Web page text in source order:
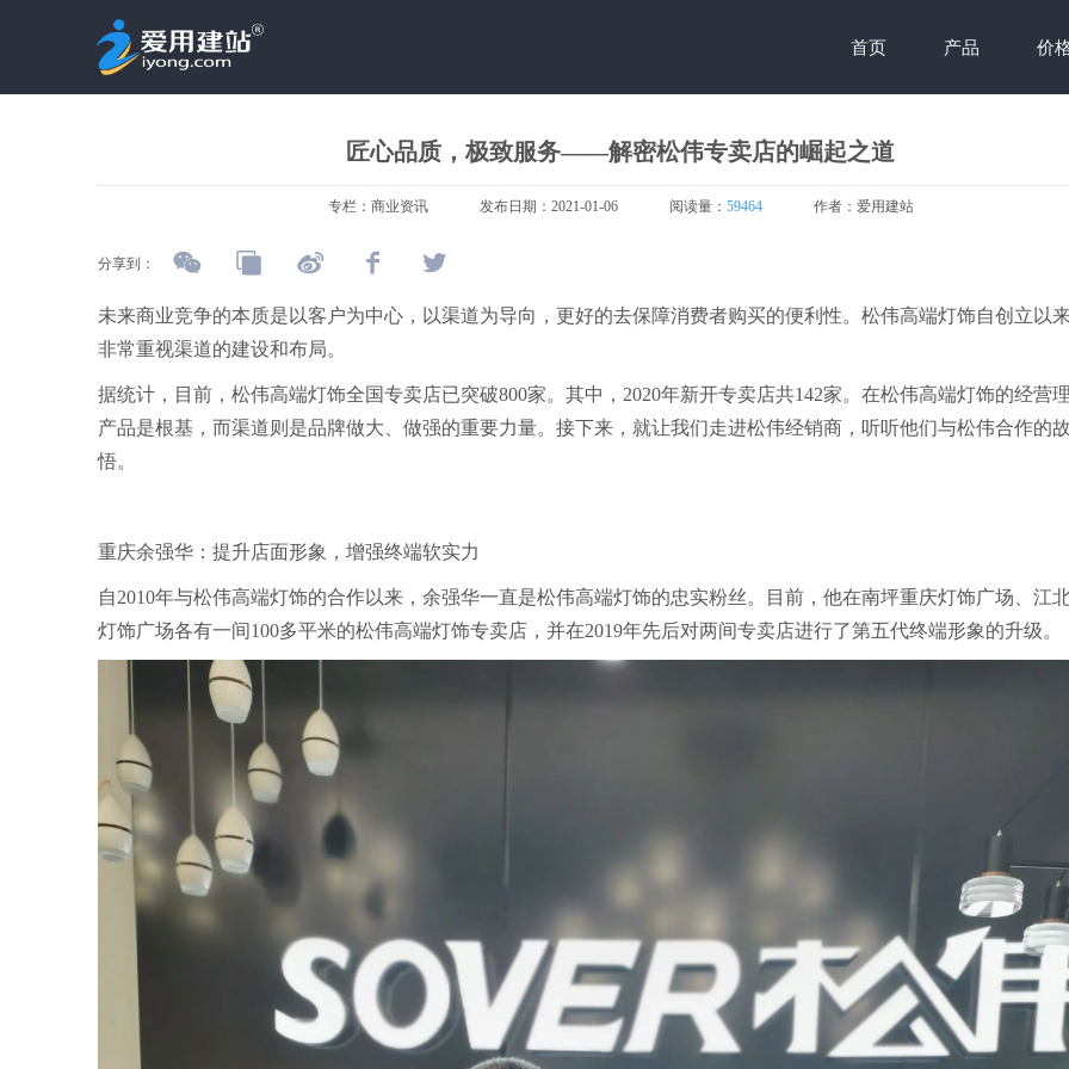
首页 产品 价
匠心品质，极致服务——解密松伟专卖店的崛起之道
专栏： 商业资讯 发布日期： 2021-01-06 阅读量： 59464 作者： 爱用建站
分享到：
未来商业竞争的本质是以客户为中心，以渠道为导向，更好的去保障消费者购买的便利性。松伟高端灯饰自创立以
非常重视渠道的建设和布局。
据统计，目前，松伟高端灯饰全国专卖店已突破800家。其中，2020年新开专卖店共142家。在松伟高端灯饰的经营
产品是根基，而渠道则是品牌做大、做强的重要力量。接下来，就让我们走进松伟经销商，听听他们与松伟合作的
悟。
重庆余强华：提升店面形象，增强终端软实力
自2010年与松伟高端灯饰的合作以来，余强华一直是松伟高端灯饰的忠实粉丝。目前，他在南坪重庆灯饰广场、江
灯饰广场各有一间100多平米的松伟高端灯饰专卖店，并在2019年先后对两间专卖店进行了第五代终端形象的升级。